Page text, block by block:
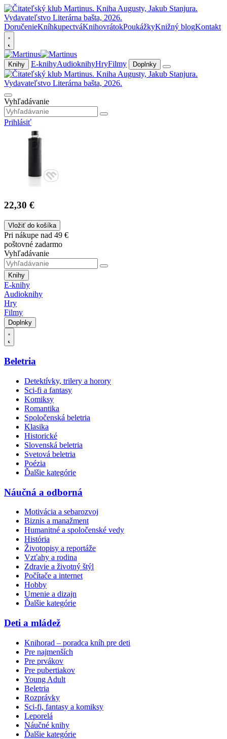
DoručenieKníhkupectváKnihovrátokPoukážkyKnižný blogKontakt
Knihy E-knihyAudioknihyHryFilmy Doplnky
Vyhľadávanie
Prihlásiť
22,30 €
Vložiť do košíka
Pri nákupe nad 49 €
poštovné zadarmo
Vyhľadávanie
Knihy
E-knihy
Audioknihy
Hry
Filmy
Doplnky
Beletria
Detektívky, trilery a horory
Sci-fi a fantasy
Komiksy
Romantika
Spoločenská beletria
Klasika
Historické
Slovenská beletria
Svetová beletria
Poézia
Ďalšie kategórie
Náučná a odborná
Motivácia a sebarozvoj
Biznis a manažment
Humanitné a spoločenské vedy
História
Životopisy a reportáže
Vzťahy a rodina
Zdravie a životný štýl
Počítače a internet
Hobby
Umenie a dizajn
Ďalšie kategórie
Deti a mládež
Knihorad – poradca kníh pre deti
Pre najmenších
Pre prvákov
Pre pubertiakov
Young Adult
Beletria
Rozprávky
Sci-fi, fantasy a komiksy
Leporelá
Náučné knihy
Ďalšie kategórie